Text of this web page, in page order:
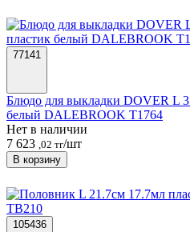
77141
Блюдо для выкладки DOVER L
белый DALEBROOK T1764
Нет в наличии
7 623 ,02 тг/шт
В корзину
105436